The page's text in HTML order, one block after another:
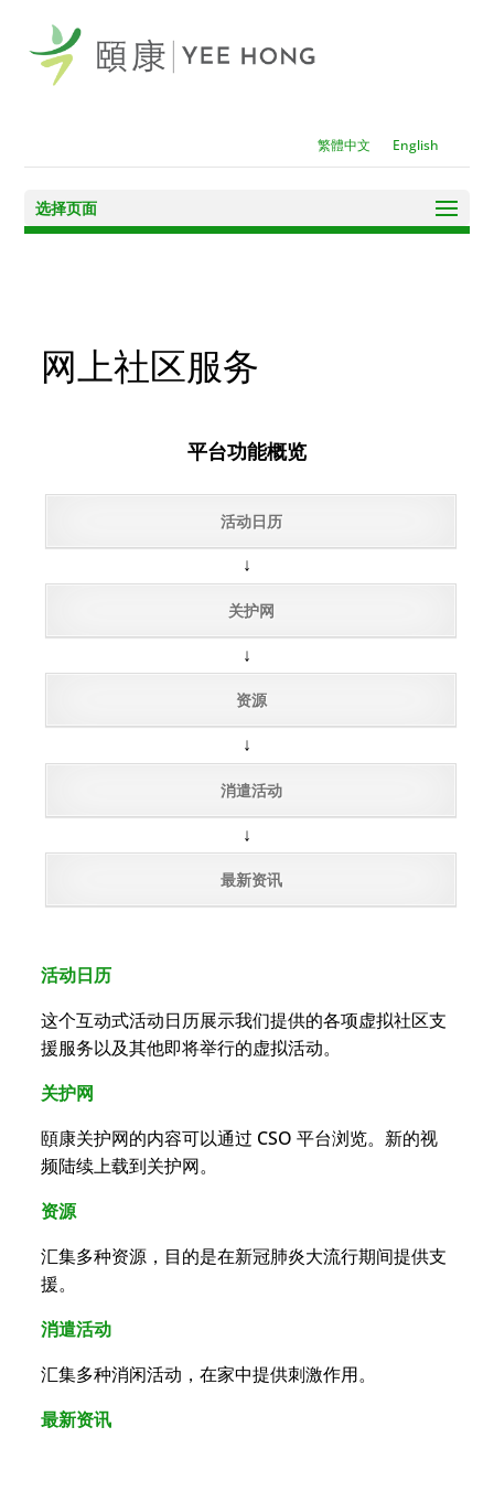
繁體中文 English
选择页面
网上社区服务
平台功能概览
活动日历
↓
关护网
↓
资源
↓
消遣活动
↓
最新资讯
活动日历
这个互动式活动日历展示我们提供的各项虚拟社区支
援服务以及其他即将举行的虚拟活动。
关护网
頤康关护网的内容可以通过 CSO 平台浏览。新的视
频陆续上载到关护网。
资源
汇集多种资源，目的是在新冠肺炎大流行期间提供支
援。
消遣活动
汇集多种消闲活动，在家中提供刺激作用。
最新资讯